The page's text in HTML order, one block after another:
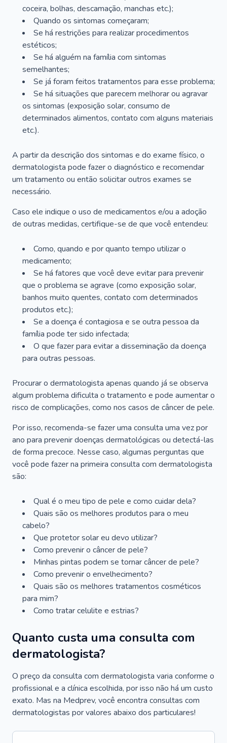
coceira, bolhas, descamação, manchas etc.);
Quando os sintomas começaram;
Se há restrições para realizar procedimentos
estéticos;
Se há alguém na família com sintomas
semelhantes;
Se já foram feitos tratamentos para esse problema;
Se há situações que parecem melhorar ou agravar
os sintomas (exposição solar, consumo de
determinados alimentos, contato com alguns materiais
etc.).
A partir da descrição dos sintomas e do exame físico, o
dermatologista pode fazer o diagnóstico e recomendar
um tratamento ou então solicitar outros exames se
necessário.
Caso ele indique o uso de medicamentos e/ou a adoção
de outras medidas, certifique-se de que você entendeu:
Como, quando e por quanto tempo utilizar o
medicamento;
Se há fatores que você deve evitar para prevenir
que o problema se agrave (como exposição solar,
banhos muito quentes, contato com determinados
produtos etc.);
Se a doença é contagiosa e se outra pessoa da
família pode ter sido infectada;
O que fazer para evitar a disseminação da doença
para outras pessoas.
Procurar o dermatologista apenas quando já se observa
algum problema dificulta o tratamento e pode aumentar o
risco de complicações, como nos casos de câncer de pele.
Por isso, recomenda-se fazer uma consulta uma vez por
ano para prevenir doenças dermatológicas ou detectá-las
de forma precoce. Nesse caso, algumas perguntas que
você pode fazer na primeira consulta com dermatologista
são:
Qual é o meu tipo de pele e como cuidar dela?
Quais são os melhores produtos para o meu
cabelo?
Que protetor solar eu devo utilizar?
Como prevenir o câncer de pele?
Minhas pintas podem se tornar câncer de pele?
Como prevenir o envelhecimento?
Quais são os melhores tratamentos cosméticos
para mim?
Como tratar celulite e estrias?
Quanto custa uma consulta com
dermatologista?
O preço da consulta com dermatologista varia conforme o
profissional e a clínica escolhida, por isso não há um custo
exato. Mas na Medprev, você encontra consultas com
dermatologistas por valores abaixo dos particulares!